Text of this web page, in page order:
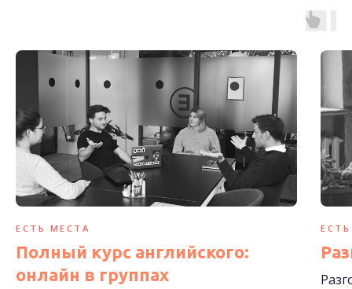
ЕСТЬ МЕСТА
Полный курс английского:
онлайн в группах